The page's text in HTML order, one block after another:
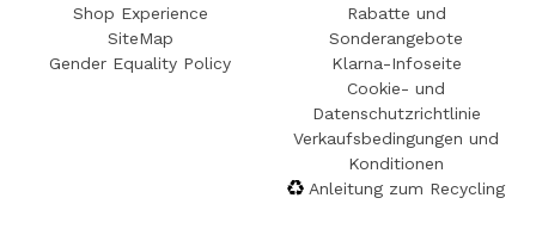
Shop Experience
SiteMap
Gender Equality Policy
Rabatte und
Sonderangebote
Klarna-Infoseite
Cookie- und
Datenschutzrichtlinie
Verkaufsbedingungen und
Konditionen
Anleitung zum Recycling